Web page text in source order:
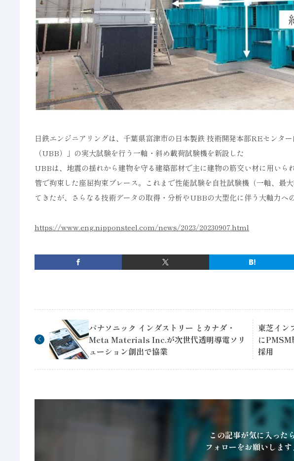
日鉄エンジニアリングは、千葉県富津市の日本製鉄 技術開発本部REセンタ
（UBB）」の実大試験を行う一軸・斜め載荷試験機を新設した
UBBは、地震の揺れから建物を守る建築部材で主に建物の筋交い材に用いら
管で拘束した座屈拘束ブレース。これまで性能試験を自社試験機（一軸、最
てきたが、さらなる技術データの取得・分析やUBBの大型化に伴う大軸力へ
https://www.eng.nipponsteel.com/news/2023/20230907.html
パナソニック インダストリー とカナダ・
Meta Materials Inc.が次世代透明導電ソリ
ューション創出で協業
東芝イン
にPMSM
採用
この記事が気に入ったら
フォローをお願いします